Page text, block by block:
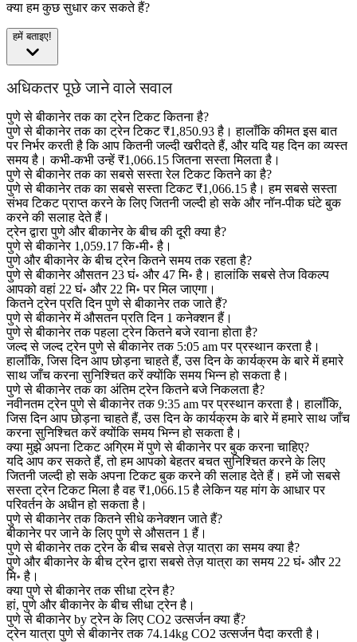
क्या हम कुछ सुधार कर सकते हैं?
हमें बताइए!
अधिकतर पूछे जाने वाले सवाल
पुणे से बीकानेर तक का ट्रेन टिकट कितना है?
पुणे से बीकानेर तक का ट्रेन टिकट ₹1,850.93 है। हालाँकि कीमत इस बात
पर निर्भर करती है कि आप कितनी जल्दी खरीदते हैं, और यदि यह दिन का व्यस्त
समय है। कभी-कभी उन्हें ₹1,066.15 जितना सस्ता मिलता है।
पुणे से बीकानेर तक का सबसे सस्ता रेल टिकट कितने का है?
पुणे से बीकानेर तक का सबसे सस्ता टिकट ₹1,066.15 है। हम सबसे सस्ता
संभव टिकट प्राप्त करने के लिए जितनी जल्दी हो सके और नॉन-पीक घंटे बुक
करने की सलाह देते हैं।
ट्रेन द्वारा पुणे और बीकानेर के बीच की दूरी क्या है?
पुणे से बीकानेर 1,059.17 कि॰मी॰ है।
पुणे और बीकानेर के बीच ट्रेन कितने समय तक रहता है?
पुणे से बीकानेर औसतन 23 घं॰ और 47 मि॰ है। हालांकि सबसे तेज विकल्प
आपको वहां 22 घं॰ और 22 मि॰ पर मिल जाएगा।
कितने ट्रेन प्रति दिन पुणे से बीकानेर तक जाते हैं?
पुणे से बीकानेर में औसतन प्रति दिन 1 कनेक्शन हैं।
पुणे से बीकानेर तक पहला ट्रेन कितने बजे रवाना होता है?
जल्द से जल्द ट्रेन पुणे से बीकानेर तक 5:05 am पर प्रस्थान करता है।
हालाँकि, जिस दिन आप छोड़ना चाहते हैं, उस दिन के कार्यक्रम के बारे में हमारे
साथ जाँच करना सुनिश्चित करें क्योंकि समय भिन्न हो सकता है।
पुणे से बीकानेर तक का अंतिम ट्रेन कितने बजे निकलता है?
नवीनतम ट्रेन पुणे से बीकानेर तक 9:35 am पर प्रस्थान करता है। हालाँकि,
जिस दिन आप छोड़ना चाहते हैं, उस दिन के कार्यक्रम के बारे में हमारे साथ जाँच
करना सुनिश्चित करें क्योंकि समय भिन्न हो सकता है।
क्या मुझे अपना टिकट अग्रिम में पुणे से बीकानेर पर बुक करना चाहिए?
यदि आप कर सकते हैं, तो हम आपको बेहतर बचत सुनिश्चित करने के लिए
जितनी जल्दी हो सके अपना टिकट बुक करने की सलाह देते हैं। हमें जो सबसे
सस्ता ट्रेन टिकट मिला है वह ₹1,066.15 है लेकिन यह मांग के आधार पर
परिवर्तन के अधीन हो सकता है।
पुणे से बीकानेर तक कितने सीधे कनेक्शन जाते हैं?
बीकानेर पर जाने के लिए पुणे से औसतन 1 हैं।
पुणे से बीकानेर तक ट्रेन के बीच सबसे तेज़ यात्रा का समय क्या है?
पुणे और बीकानेर के बीच ट्रेन द्वारा सबसे तेज़ यात्रा का समय 22 घं॰ और 22
मि॰ है।
क्या पुणे से बीकानेर तक सीधा ट्रेन है?
हां, पुणे और बीकानेर के बीच सीधा ट्रेन है।
पुणे से बीकानेर by ट्रेन के लिए CO2 उत्सर्जन क्या हैं?
ट्रेन यात्रा पुणे से बीकानेर तक 74.14kg CO2 उत्सर्जन पैदा करती है।